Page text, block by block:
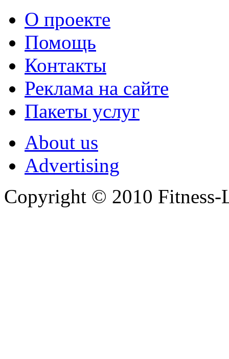
О проекте
Помощь
Контакты
Реклама на сайте
Пакеты услуг
About us
Advertising
Copyright © 2010